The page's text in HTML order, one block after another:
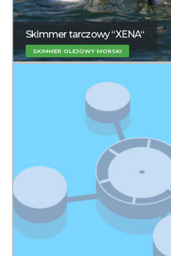
Skimmer tarczowy “XENA“
SKIMMER OLEJOWY MORSKI